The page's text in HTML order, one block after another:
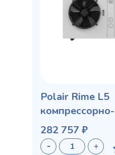
Polair Rime L5
компрессорно-
282 757 ₽